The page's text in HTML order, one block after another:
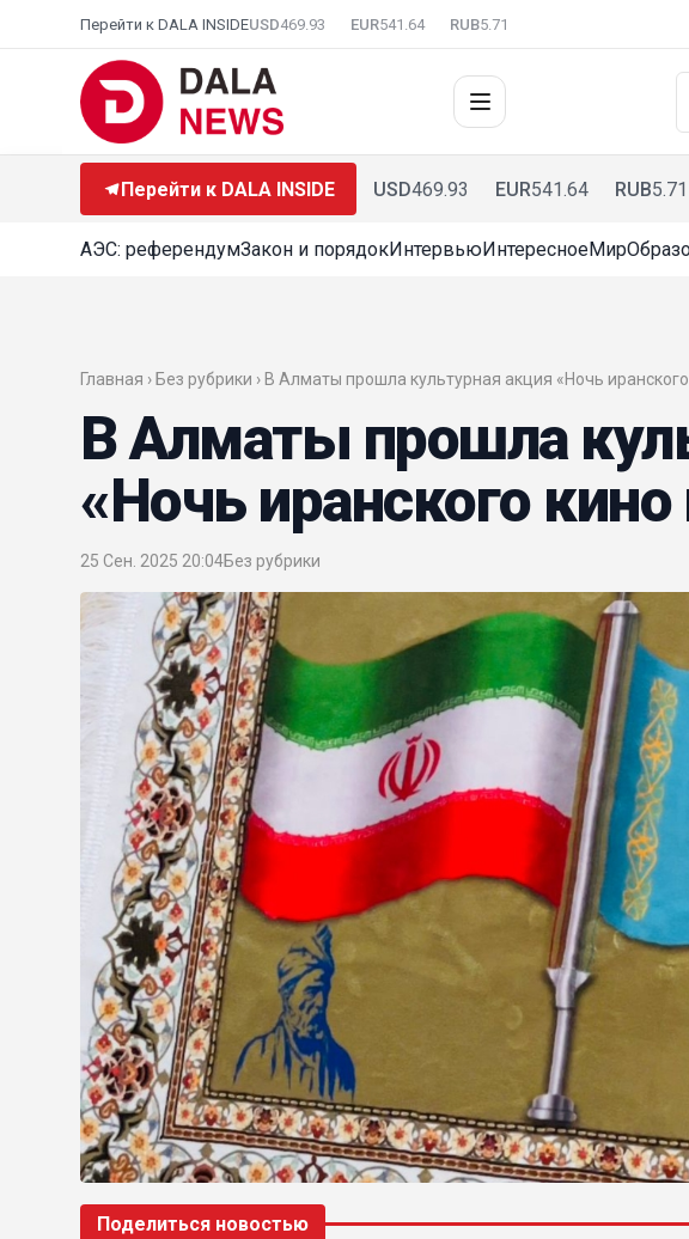
Перейти к DALA INSIDEUSD469.93 EUR541.64 RUB5.71
Перейти к DALA INSIDE USD469.93 EUR541.64 RUB5.71
АЭС: референдумЗакон и порядокИнтервьюИнтересноеМир
Главная › Без рубрики › В Алматы прошла культурная акция «Ночь
В Алматы прошла
«Ночь иранского кино
25 Сен. 2025 20:04Без рубрики
Поделиться новостью